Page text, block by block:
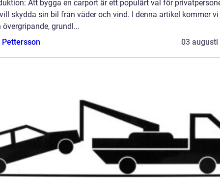
Att bygga en carport är ett populärt val för
skydda sin bil från väder och vind. I denna artikel kommer
övergripande, grundl...
03 augusti